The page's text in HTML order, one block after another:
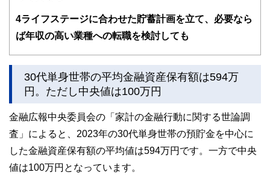
ど150名以上の有資格者を執筆者・監修者として迎え、むず
をわかりやすく発信している点です。
執筆者・監修者による執筆体制を築くことで、内容のわかり
やすさはもちろんのこと、読み応えのあるコンテンツと確か
な情報発信を実現しています。
私たちは、快適でより良い生活のアイデアを提供するお金の
コンシェルジュを目指します。
4ライフステージに合わせた貯蓄計画を立て、必要なら
ば年収の高い業種への転職を検討しても
30代単身世帯の平均金融資産保有額は594万
円。ただし中央値は100万円
金融広報中央委員会の「家計の金融行動に関する世論調
査」によると、2023年の30代単身世帯の預貯金を中心に
した金融資産保有額の平均値は594万円です。一方で中央
値は100万円となっています。